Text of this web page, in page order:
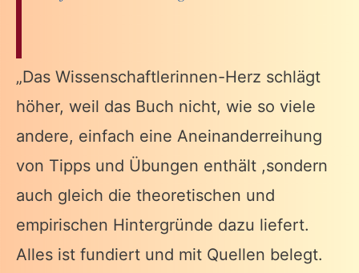
„Das Wissenschaftlerinnen-Herz schlägt
höher, weil das Buch nicht, wie so viele
andere, einfach eine Aneinanderreihung
von Tipps und Übungen enthält ,sondern
auch gleich die theoretischen und
empirischen Hintergründe dazu liefert.
Alles ist fundiert und mit Quellen belegt.